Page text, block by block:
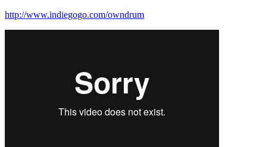
http://www.indiegogo.com/owndrum